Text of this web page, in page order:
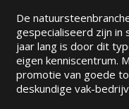
De
gespecialiseerd zijn in
jaar lang is door dit
eigen kenniscentrum.
promotie van goede
deskundige vak-